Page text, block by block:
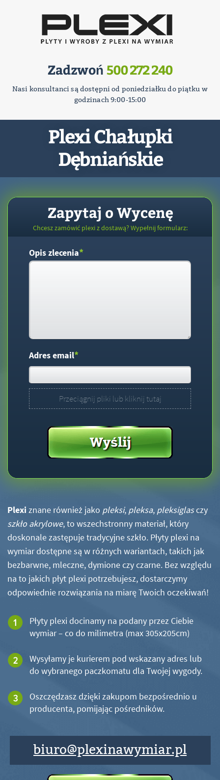
Zadzwoń 500 272 240
Nasi konsultanci są dostępni od poniedziałku do piątku w
godzinach 9:00-15:00
Plexi Chałupki
Dębniańskie
Zapytaj o Wycenę
Chcesz zamówić plexi z dostawą? Wypełnij formularz:
Opis zlecenia*
Adres email*
Przeciągnij pliki lub kliknij tutaj
Plexi znane również jako pleksi, pleksa, pleksiglasczy
szkło akrylowe, to wszechstronny materiał, który
doskonale zastępuje tradycyjne szkło. Płyty plexi na
wymiar dostępne są w różnych wariantach, takich jak
bezbarwne, mleczne, dymione czy czarne. Bez względu
na to jakich płyt plexi potrzebujesz, dostarczymy
odpowiednie rozwiązania na miarę Twoich oczekiwań!
Płyty plexi docinamy na podany przez Ciebie
wymiar – co do milimetra (max 305x205cm)
Wysyłamy je kurierem pod wskazany adres lub
do wybranego paczkomatu dla Twojej wygody.
Oszczędzasz dzięki zakupom bezpośrednio u
producenta, pomijając pośredników.
biuro@plexinawymiar.pl